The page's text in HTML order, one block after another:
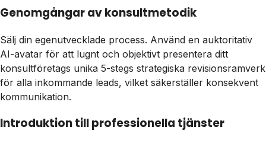
Genomgångar av konsultmetodik
Sälj din egenutvecklade process. Använd en auktoritativ
AI-avatar för att lugnt och objektivt presentera ditt
konsultföretags unika 5-stegs strategiska revisionsramverk
för alla inkommande leads, vilket säkerställer konsekvent
kommunikation.
Introduktion till professionella tjänster